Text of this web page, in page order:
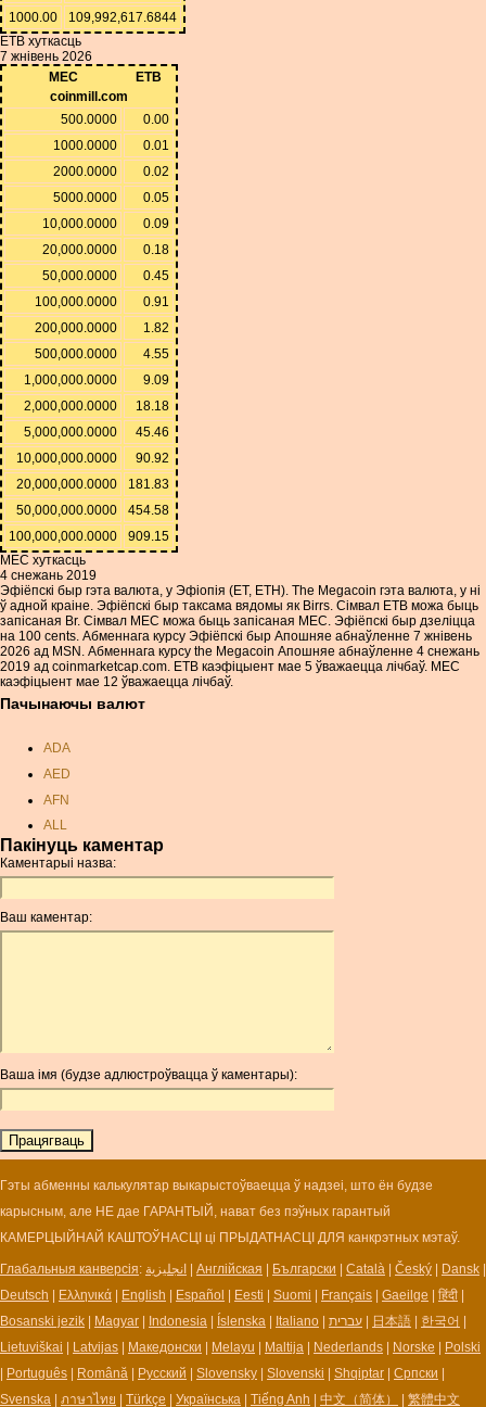
1000.00
109,992,617.6844
ETB хуткасць
7 жнівень 2026
MEC
ETB
coinmill.com
500.0000
0.00
1000.0000
0.01
2000.0000
0.02
5000.0000
0.05
10,000.0000
0.09
20,000.0000
0.18
50,000.0000
0.45
100,000.0000
0.91
200,000.0000
1.82
500,000.0000
4.55
1,000,000.0000
9.09
2,000,000.0000
18.18
5,000,000.0000
45.46
10,000,000.0000
90.92
20,000,000.0000
181.83
50,000,000.0000
454.58
100,000,000.0000
909.15
MEC хуткасць
4 снежань 2019
Эфіёпскі быр гэта валюта, у Эфіопія (ET, ETH). The Megacoin гэта валюта, у ні
ў адной краіне. Эфіёпскі быр таксама вядомы як Birrs. Сімвал ETB можа быць
запісаная Br. Сімвал MEC можа быць запісаная MEC. Эфіёпскі быр дзеліцца
на 100 cents. Абменнага курсу Эфіёпскі быр Апошняе абнаўленне 7 жнівень
2026 ад MSN. Абменнага курсу the Megacoin Апошняе абнаўленне 4 снежань
2019 ад coinmarketcap.com. ETB каэфіцыент мае 5 ўважаецца лічбаў. MEC
каэфіцыент мае 12 ўважаецца лічбаў.
Пачынаючы валют
ADA
AED
AFN
ALL
AMD
ANC
ANG
AOA
AUR
AWG
BAM
BBD
BCH
BCN
BDT
BGN
BIF
Пакінуць каментар
Каментарыі назва:
Ваш каментар:
Ваша імя (будзе адлюстроўвацца ў каментары):
Гэты абменны калькулятар выкарыстоўваецца ў надзеі, што ён будзе
карысным, але НЕ дае ГАРАНТЫЙ, нават без пэўных гарантый
КАМЕРЦЫЙНАЙ КАШТОЎНАСЦІ ці ПРЫДАТНАСЦІ ДЛЯ канкрэтных мэтаў.
Глабальныя канверсія: انجليزية | Англійская | Български | Català | Český | Dansk |
Deutsch | Ελληνικά | English | Español | Eesti | Suomi | Français | Gaeilge | हिंदी |
Bosanski jezik | Magyar | Indonesia | Íslenska | Italiano | עברית | 日本語 | 한국어 |
Lietuviškai | Latvijas | Македонски | Melayu | Maltija | Nederlands | Norske | Polski
| Português | Română | Русский | Slovensky | Slovenski | Shqiptar | Српски |
Svenska | ภาษาไทย | Türkçe | Українська | Tiếng Anh | 中文（简体） | 繁體中文